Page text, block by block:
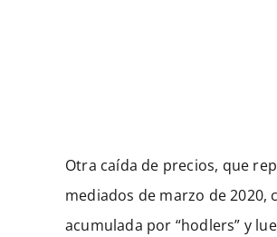
Otra caída de precios, que
mediados de marzo de 2020,
acumulada por “hodlers” y